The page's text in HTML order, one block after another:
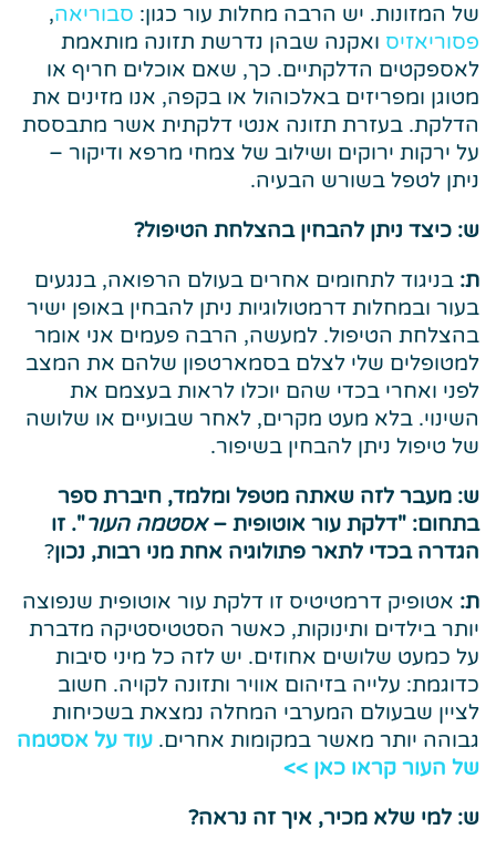
של המזונות. יש הרבה מחלות עור כגון: סבוריאה,
פסוריאזיס ואקנה שבהן נדרשת תזונה מותאמת
לאספקטים הדלקתיים. כך, שאם אוכלים חריף או
מטוגן ומפריזים באלכוהול או בקפה, אנו מזינים את
הדלקת. בעזרת תזונה אנטי דלקתית אשר מתבססת
על ירקות ירוקים ושילוב של צמחי מרפא ודיקור –
ניתן לטפל בשורש הבעיה.
ש: כיצד ניתן להבחין בהצלחת הטיפול?
ת: בניגוד לתחומים אחרים בעולם הרפואה, בנגעים
בעור ובמחלות דרמטולוגיות ניתן להבחין באופן ישיר
בהצלחת הטיפול. למעשה, הרבה פעמים אני אומר
למטופלים שלי לצלם בסמארטפון שלהם את המצב
לפני ואחרי בכדי שהם יוכלו לראות בעצמם את
השינוי. בלא מעט מקרים, לאחר שבועיים או שלושה
של טיפול ניתן להבחין בשיפור.
ש: מעבר לזה שאתה מטפל ומלמד, חיברת ספר
בתחום: "דלקת עור אוטופית –אסטמה העור". זו
הגדרה בכדי לתאר פתולוגיה אחת מני רבות, נכון?
ת: אטופיק דרמטיטיס זו דלקת עור אוטופית שנפוצה
יותר בילדים ותינוקות, כאשר הסטטיסטיקה מדברת
על כמעט שלושים אחוזים. יש לזה כל מיני סיבות
כדוגמת: עלייה בזיהום אוויר ותזונה לקויה. חשוב
לציין שבעולם המערבי המחלה נמצאת בשכיחות
גבוהה יותר מאשר במקומות אחרים. עוד על אסטמה
של העור קראו כאן >>
ש: למי שלא מכיר, איך זה נראה?